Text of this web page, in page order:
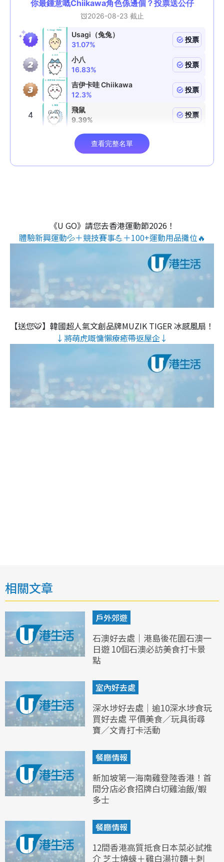
《U GO》請您去香港運動節2026！
體驗新興運動💦＋競技賽事💪＋100+運動用品攤位🔥
【送您🐯】韓國超人氣文創品牌MUZIK TIGER 冰感風扇！
↓將萌虎嘅慵懶療癒帶返屋企↓
相關文章
戶外郊遊
石澳好去處｜港島後花園石澳一
日遊 10個石澳必訪美食打卡景
點
室內好去處
深水埗好去處｜逾10深水埗食玩
買好去處 平價美食／玩具街尋
寶／文青打卡活動
餐廳情報
新加坡第一海南雞登陸香港！首
間分店必食招牌白切雞油飯/蝦
多士
餐廳情報
12間香港高質抵食日本菜必試推
介 芝士燒蠔＋雞白湯拉麵＋刺